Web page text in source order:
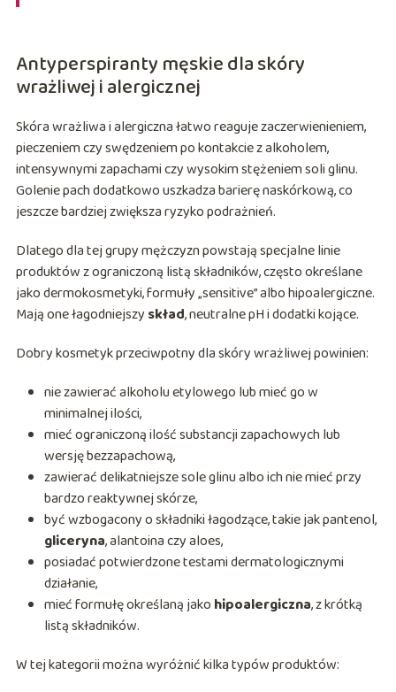
Antyperspiranty męskie dla skóry
wrażliwej i alergicznej
Skóra wrażliwa i alergiczna łatwo reaguje zaczerwienieniem,
pieczeniem czy swędzeniem po kontakcie z alkoholem,
intensywnymi zapachami czy wysokim stężeniem soli glinu.
Golenie pach dodatkowo uszkadza barierę naskórkową, co
jeszcze bardziej zwiększa ryzyko podrażnień.
Dlatego dla tej grupy mężczyzn powstają specjalne linie
produktów z ograniczoną listą składników, często określane
jako dermokosmetyki, formuły „sensitive” albo hipoalergiczne.
Mają one łagodniejszy skład, neutralne pH i dodatki kojące.
Dobry kosmetyk przeciwpotny dla skóry wrażliwej powinien:
nie zawierać alkoholu etylowego lub mieć go w
minimalnej ilości,
mieć ograniczoną ilość substancji zapachowych lub
wersję bezzapachową,
zawierać delikatniejsze sole glinu albo ich nie mieć przy
bardzo reaktywnej skórze,
być wzbogacony o składniki łagodzące, takie jak pantenol,
gliceryna, alantoina czy aloes,
posiadać potwierdzone testami dermatologicznymi
działanie,
mieć formułę określaną jako hipoalergiczna, z krótką
listą składników.
W tej kategorii można wyróżnić kilka typów produktów: